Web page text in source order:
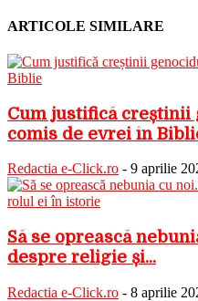
ARTICOLE SIMILARE
Cum justifică
comis de evrei în
Redactia e-Click.ro - 9 aprilie
Să se oprească
despre religie și...
Redactia e-Click.ro - 8 aprilie